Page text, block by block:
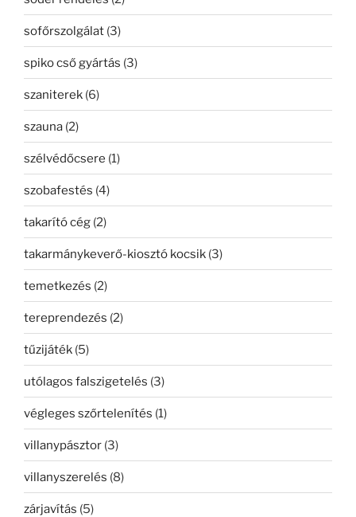
sofőrszolgálat (3)
spiko cső gyártás (3)
szaniterek (6)
szauna (2)
szélvédőcsere (1)
szobafestés (4)
takarító cég (2)
takarmánykeverő-kiosztó kocsik (3)
temetkezés (2)
tereprendezés (2)
tűzijáték (5)
utólagos falszigetelés (3)
végleges szőrtelenítés (1)
villanypásztor (3)
villanyszerelés (8)
zárjavítás (5)